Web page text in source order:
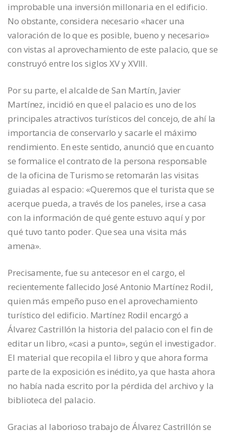
improbable una inversión millonaria en el edificio.
No obstante, considera necesario «hacer una
valoración de lo que es posible, bueno y necesario»
con vistas al aprovechamiento de este palacio, que se
construyó entre los siglos XV y XVIII.
Por su parte, el alcalde de San Martín, Javier
Martínez, incidió en que el palacio es uno de los
principales atractivos turísticos del concejo, de ahí la
importancia de conservarlo y sacarle el máximo
rendimiento. En este sentido, anunció que en cuanto
se formalice el contrato de la persona responsable
de la oficina de Turismo se retomarán las visitas
guiadas al espacio: «Queremos que el turista que se
acerque pueda, a través de los paneles, irse a casa
con la información de qué gente estuvo aquí y por
qué tuvo tanto poder. Que sea una visita más
amena».
Precisamente, fue su antecesor en el cargo, el
recientemente fallecido José Antonio Martínez Rodil,
quien más empeño puso en el aprovechamiento
turístico del edificio. Martínez Rodil encargó a
Álvarez Castrillón la historia del palacio con el fin de
editar un libro, «casi a punto», según el investigador.
El material que recopila el libro y que ahora forma
parte de la exposición es inédito, ya que hasta ahora
no había nada escrito por la pérdida del archivo y la
biblioteca del palacio.
Gracias al laborioso trabajo de Álvarez Castrillón se